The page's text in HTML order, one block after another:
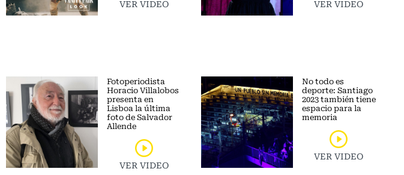
VER VIDEO VER VIDEO
Fotoperiodista
Horacio Villalobos
presenta en
Lisboa la última
foto de Salvador
Allende
VER VIDEO
No todo es
deporte: Santiago
2023 también tiene
espacio para la
memoria
VER VIDEO